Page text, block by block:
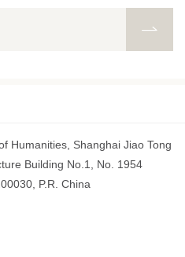
Humanities, Shanghai Jiao Tong
Building No.1, No. 1954
P.R. China